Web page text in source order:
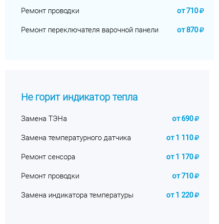
Ремонт проводки от710
Ремонт переключателя варочной панели от870
Не горит индикатор тепла
Замена ТЭНа от 690
Замена температурного датчика от 1 110
Ремонт сенсора от 1 170
Ремонт проводки от710
Замена индикатора температуры от 1 220